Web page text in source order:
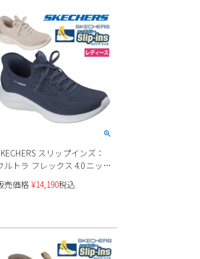
スリップインズ：
ルトラ フレックス 4.0 ニット
材 150801 レディース
売価格 ¥14,190税込